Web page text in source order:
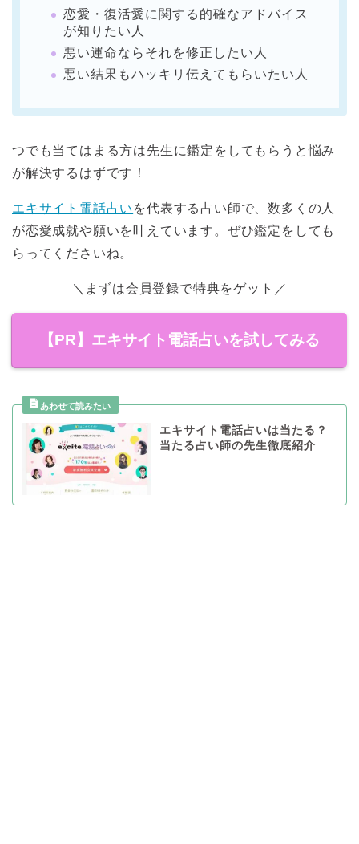
恋愛・復活愛に関する的確なアドバイス
が知りたい人
悪い運命ならそれを修正したい人
悪い結果もハッキリ伝えてもらいたい人
つでも当てはまる方は先生に鑑定をしてもらうと悩み
が解決するはずです！
エキサイト電話占い を代表する占い師で、数多くの人
が恋愛成就や願いを叶えています。ぜひ鑑定をしても
らってくださいね。
＼まずは会員登録で特典をゲット／
【PR】エキサイト電話占いを試してみる
エキサイト電話占いは当たる？
当たる占い師の先生徹底紹介